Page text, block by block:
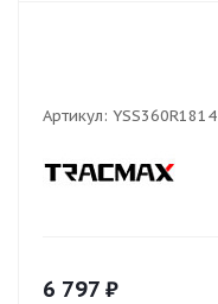
Артикул: YSS360R1814
6 797 ₽